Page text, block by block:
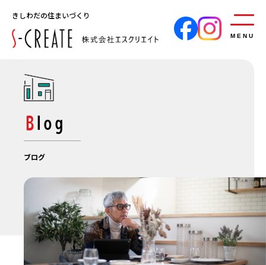
きしわだの住まいづくり
MENU
Blog
ブログ